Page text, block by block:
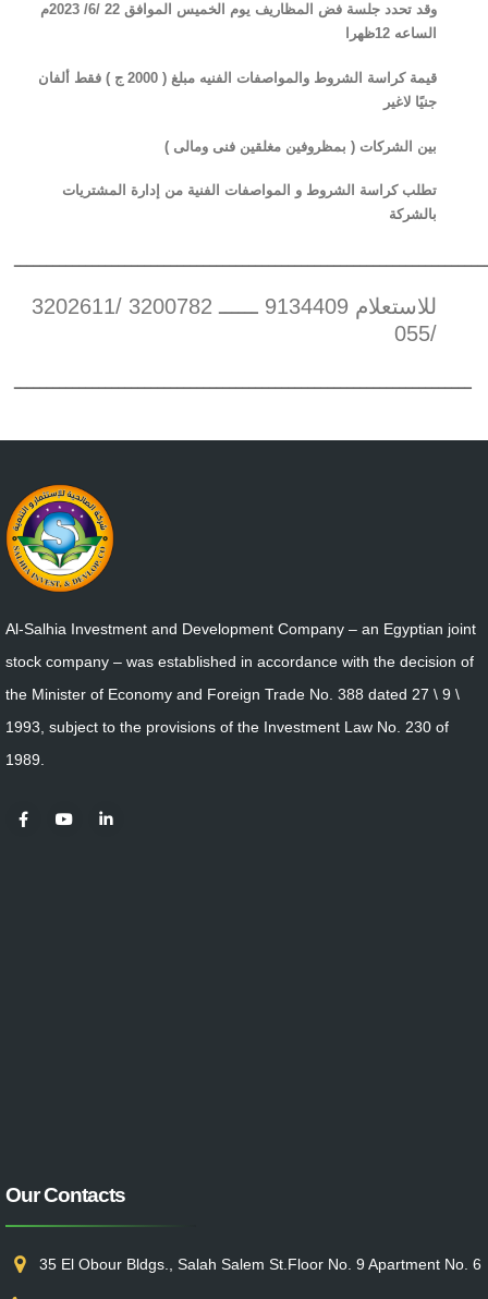
وقد تحدد جلسة فض المظاريف يوم الخميس الموافق 22 /6/ 2023م
الساعه 12ظهرا
قيمة كراسة الشروط والمواصفات الفنيه مبلغ ( 2000 ج ) فقط ألفان
جنيًا لاغير
( بمظروفين مغلقين فنى ومالى ) بين الشركات
تطلب كراسة الشروط و المواصفات الفنية من إدارة المشتريات
بالشركة
للاستعلام 9134409 ــــــ 3200782 /3202611
/055
ــــــــــــــــــــــــــــــــــــــــــــــــــــــــــــــــــــــ
Al-Salhia Investment and Development Company – an Egyptian joint
stock company – was established in accordance with the decision of
the Minister of Economy and Foreign Trade No. 388 dated 27 \ 9 \
1993, subject to the provisions of the Investment Law No. 230 of
1989.
Our Contacts
35 El Obour Bldgs., Salah Salem St.Floor No. 9 Apartment No. 6